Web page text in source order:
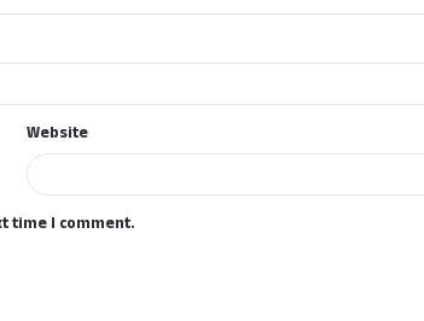
Website
time I comment.